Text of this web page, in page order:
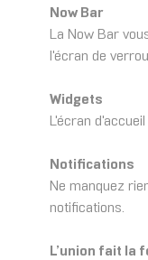
Now Bar
La Now Bar
l'écran de
Widgets
L'écran
Notifications
Ne manquez
notifications.
L’union fait la